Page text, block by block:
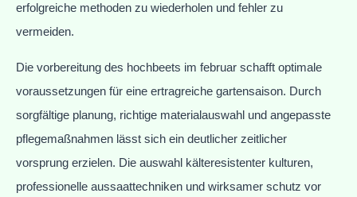
erfolgreiche methoden zu wiederholen und fehler zu
vermeiden.
Die vorbereitung des hochbeets im februar schafft optimale
voraussetzungen für eine ertragreiche gartensaison. Durch
sorgfältige planung, richtige materialauswahl und angepasste
pflegemaßnahmen lässt sich ein deutlicher zeitlicher
vorsprung erzielen. Die auswahl kälteresistenter kulturen,
professionelle aussaattechniken und wirksamer schutz vor